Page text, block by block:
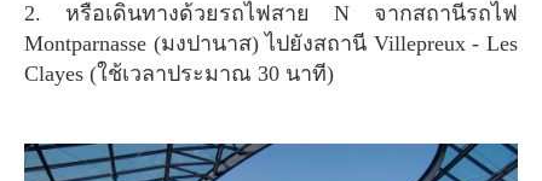
2. หรือเดินทางด้วยรถไฟสาย N จากสถานีรถไฟ
Montparnasse (มงปานาส) ไปยังสถานี Villepreux - Les
Clayes (ใช้เวลาประมาณ 30 นาที)